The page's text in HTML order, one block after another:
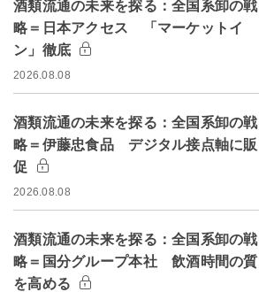
酒類流通の未来を探る：全国系卸の戦
略＝日本アクセス 「マーケットイ
ン」徹底
2026.08.08
酒類流通の未来を探る：全国系卸の戦
略＝伊藤忠食品 デジタル接点軸に販
促
2026.08.08
酒類流通の未来を探る：全国系卸の戦
略＝国分グループ本社 飲酒時間の質
を高める